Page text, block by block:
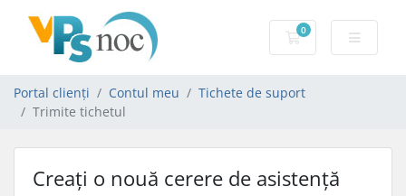
0
Coș de
Portal clienți Contul meu
Tichete de suport
Trimite tichetul
Creați o nouă cerere de asistență